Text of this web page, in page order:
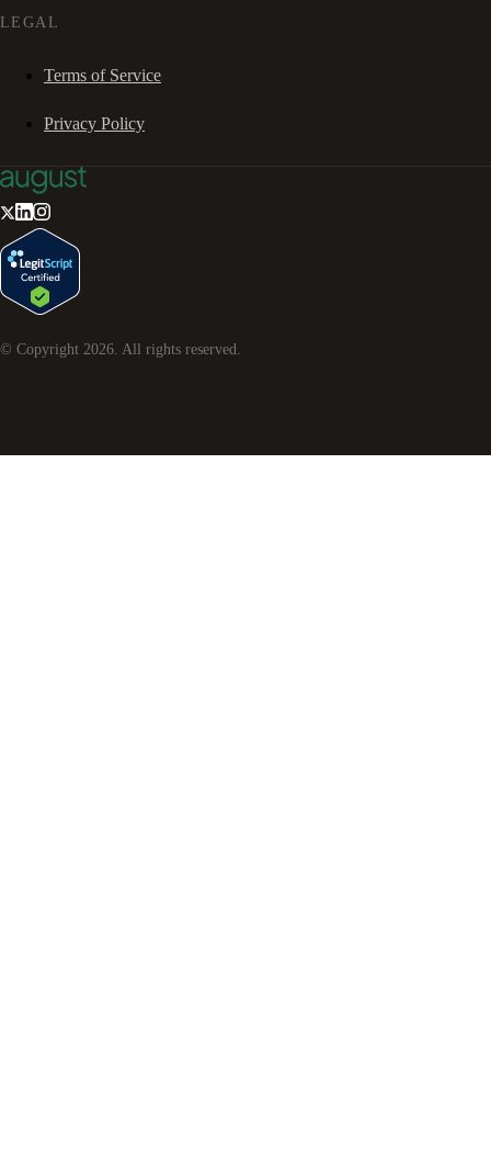
LEGAL
Terms of Service
Privacy Policy
© Copyright 2026. All rights reserved.